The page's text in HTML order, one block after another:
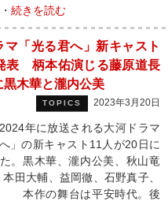
続きを読む
マ「光る君へ」新キャスト
表 柄本佑演じる藤原道長
黒木華と瀧内公美
TOPICS 2023年3月20日
年に放送される大河ドラマ
へ」の新キャスト11人が20日に
。黒木華、瀧内公美、秋山竜
田大輔、益岡徹、石野真子、
本作の舞台は平安時代。後